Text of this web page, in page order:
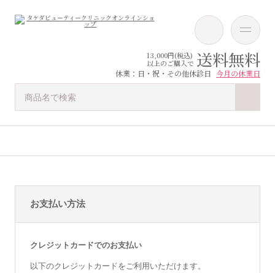
13,000円(税込)
以上のご購入で 送料無料
休業：日・祝・その他休診日 今月の休業日
お支払い方法
クレジットカードでのお支払い
以下のクレジットカードをご利用いただけます。